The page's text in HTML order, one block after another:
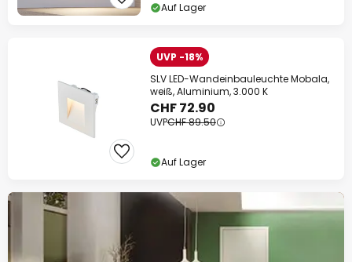
Auf Lager
UVP -18%
SLV LED-Wandeinbauleuchte Mobala,
weiß, Aluminium, 3.000 K
CHF 72.90
UVPCHF 89.50
Auf Lager